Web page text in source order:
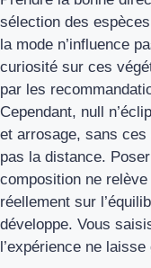
sélection des
la mode n’influence
curiosité sur ces
par les
Cependant, null
et arrosage, sans
pas la distance.
composition ne
réellement sur
développe. Vous
l’expérience ne